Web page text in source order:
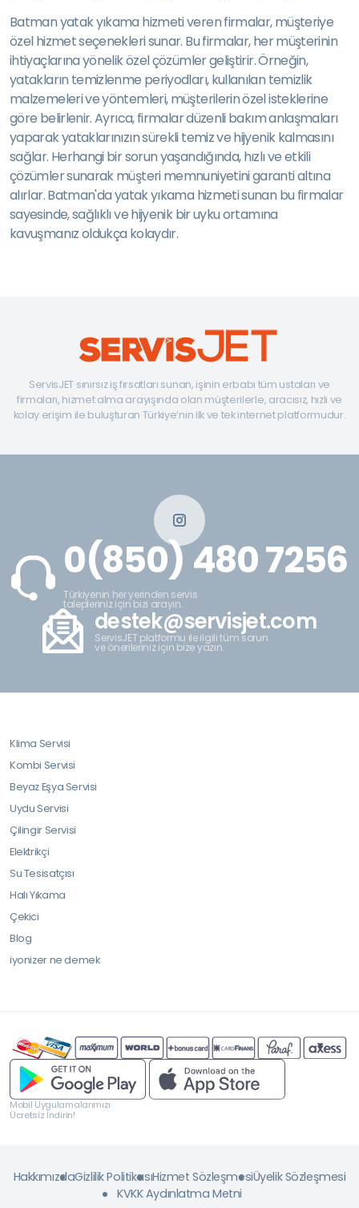
Batman yatak yıkama hizmeti veren firmalar, müşteriye
özel hizmet seçenekleri sunar. Bu firmalar, her müşterinin
ihtiyaçlarına yönelik özel çözümler geliştirir. Örneğin,
yatakların temizlenme periyodları, kullanılan temizlik
malzemeleri ve yöntemleri, müşterilerin özel isteklerine
göre belirlenir. Ayrıca, firmalar düzenli bakım anlaşmaları
yaparak yataklarınızın sürekli temiz ve hijyenik kalmasını
sağlar. Herhangi bir sorun yaşandığında, hızlı ve etkili
çözümler sunarak müşteri memnuniyetini garanti altına
alırlar. Batman'da yatak yıkama hizmeti sunan bu firmalar
sayesinde, sağlıklı ve hijyenik bir uyku ortamına
kavuşmanız oldukça kolaydır.
ServisJET sınırsız iş fırsatları sunan, işinin erbabı tüm ustaları ve
firmaları, hizmet alma arayışında olan müşterilerle, aracısız, hızlı ve
kolay erişim ile buluşturan Türkiye’nin ilk ve tek internet platformudur.
0(850) 480 7256
Türkiyenin her yerinden servis
talepleriniz için bizi arayın.
destek@servisjet.com
ServisJET platformu ile ilgili tüm sorun
ve önerileriniz için bize yazın.
Klima Servisi
Kombi Servisi
Beyaz Eşya Servisi
Uydu Servisi
Çilingir Servisi
Elektrikçi
Su Tesisatçısı
Halı Yıkama
Çekici
Blog
iyonizer ne demek
Mobil Uygulamalarımızı
Ücretsiz İndirin!
HakkımızdaGizlilik PolitikasıHizmet SözleşmesiÜyelik Sözleşmesi
KVKK Aydınlatma Metni